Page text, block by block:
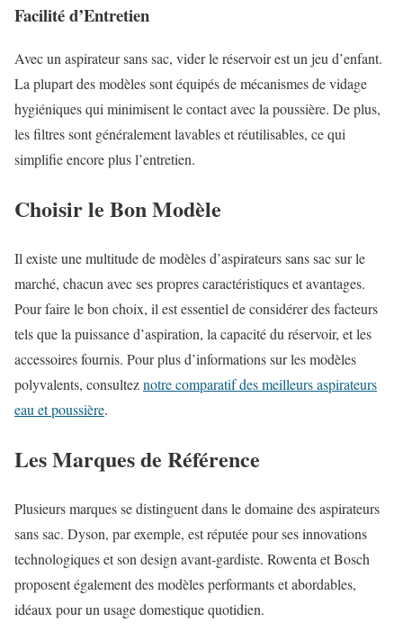
Facilité d’Entretien
Avec un aspirateur sans sac, vider le réservoir est un jeu d’enfant.
La plupart des modèles sont équipés de mécanismes de vidage
hygiéniques qui minimisent le contact avec la poussière. De plus,
les filtres sont généralement lavables et réutilisables, ce qui
simplifie encore plus l’entretien.
Choisir le Bon Modèle
Il existe une multitude de modèles d’aspirateurs sans sac sur le
marché, chacun avec ses propres caractéristiques et avantages.
Pour faire le bon choix, il est essentiel de considérer des facteurs
tels que la puissance d’aspiration, la capacité du réservoir, et les
accessoires fournis. Pour plus d’informations sur les modèles
polyvalents, consulteznotre comparatif des meilleurs aspirateurs
eau et poussière.
Les Marques de Référence
Plusieurs marques se distinguent dans le domaine des aspirateurs
sans sac. Dyson, par exemple, est réputée pour ses innovations
technologiques et son design avant-gardiste. Rowenta et Bosch
proposent également des modèles performants et abordables,
idéaux pour un usage domestique quotidien.